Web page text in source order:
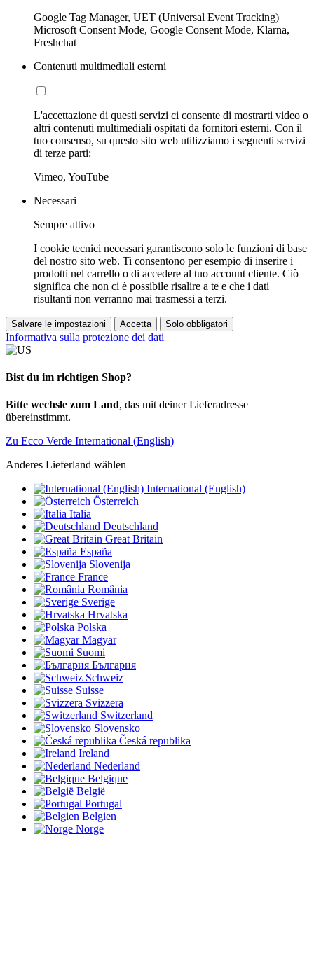
Google Tag Manager, UET (Universal Event Tracking)
Microsoft Consent Mode, Google Consent Mode, Klarna,
Freshchat
Contenuti multimediali esterni
L'accettazione di questi servizi ci consente di mostrarti video o
altri contenuti multimediali ospitati da fornitori esterni. Con il
tuo consenso, su questo sito web utilizziamo i seguenti servizi
di terze parti:
Vimeo, YouTube
Necessari
Sempre attivo
I cookie tecnici necessari garantiscono solo le funzioni di base
del nostro sito web. Ti consentono per esempio di inserire i
prodotti nel carrello o di accedere al tuo account cliente. Ciò
significa che non ci è possibile risalire a te e che i dati
risultanti non verranno mai trasmessi a terzi.
Salvare le impostazioni Accetta Solo obbligatori
Informativa sulla protezione dei dati
Bist du im richtigen Shop?
Bitte wechsle zum Land, das mit deiner Lieferadresse
übereinstimmt.
Zu Ecco Verde International (English)
Anderes Lieferland wählen
International (English)
Österreich
Italia
Deutschland
Great Britain
España
Slovenija
France
România
Sverige
Hrvatska
Polska
Magyar
Suomi
България
Schweiz
Suisse
Svizzera
Switzerland
Slovensko
Česká republika
Ireland
Nederland
Belgique
België
Portugal
Belgien
Norge